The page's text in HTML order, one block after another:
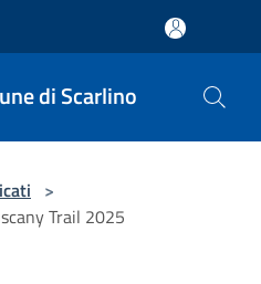
di Scarlino
>
Trail 2025